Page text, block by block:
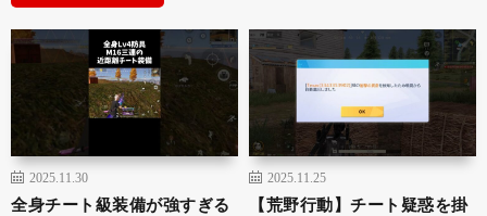
2025.11.30
全身チート級装備が強すぎる
2025.11.25
【荒野行動】チート疑惑を掛